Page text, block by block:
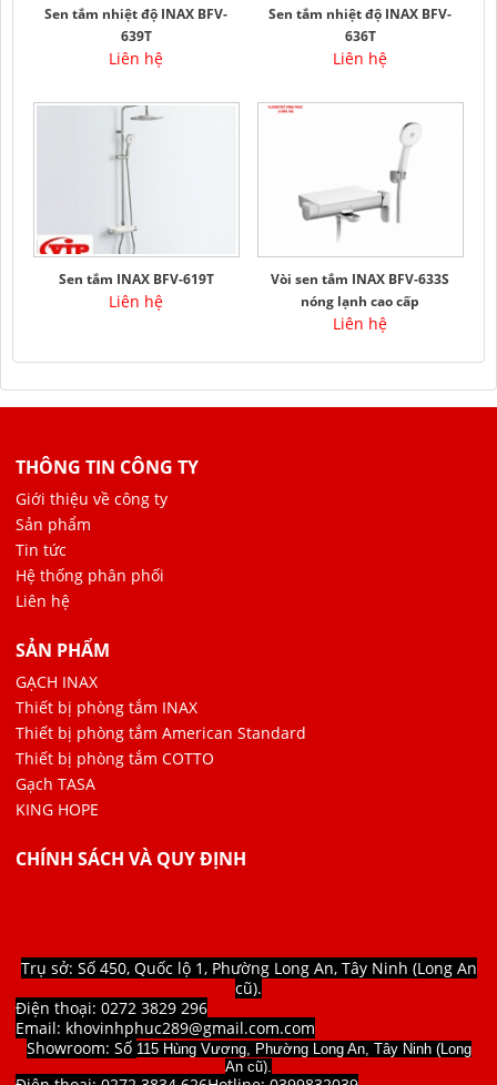
Sen tắm nhiệt độ INAX BFV-
639T
Liên hệ
Sen tắm nhiệt độ INAX BFV-
636T
Liên hệ
Sen tắm INAX BFV-619T
Liên hệ
Vòi sen tắm INAX BFV-633S
nóng lạnh cao cấp
Liên hệ
THÔNG TIN CÔNG TY
Giới thiệu về công ty
Sản phẩm
Tin tức
Hệ thống phân phối
Liên hệ
SẢN PHẨM
GẠCH INAX
Thiết bị phòng tắm INAX
Thiết bị phòng tắm American Standard
Thiết bị phòng tắm COTTO
Gạch TASA
KING HOPE
CHÍNH SÁCH VÀ QUY ĐỊNH
Trụ sở: Số 450, Quốc lộ 1, Phường Long An, Tây Ninh (Long An
cũ).
Điện thoại: 0272 3829 296
Email: khovinhphuc289@gmail.com.com
Showroom: Số 115 Hùng Vương, Phường Long An, Tây Ninh (Long
An cũ).